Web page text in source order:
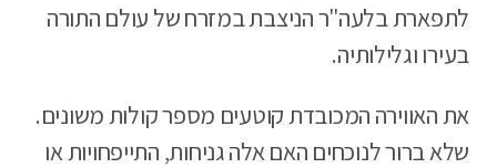
לתפארת בלעה"ר הניצבת במזרח של עולם התורה
בעירו וגלילותיה.
את האווירה המכובדת קוטעים מספר קולות משונים.
שלא ברור לנוכחים האם אלה גניחות, התייפחויות או